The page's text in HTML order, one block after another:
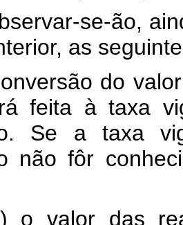
se-ão,
as
do valor
feita à taxa
Se a taxa
não fôr
das